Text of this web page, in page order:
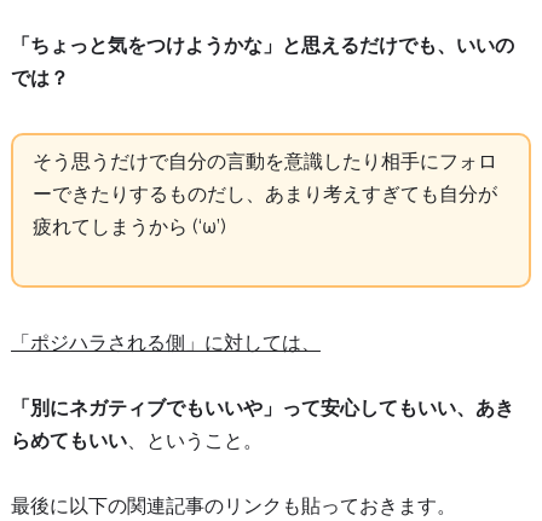
「ちょっと気をつけようかな」と思えるだけでも、いいの
では？
そう思うだけで自分の言動を意識したり相手にフォロ
ーできたりするものだし、あまり考えすぎても自分が
疲れてしまうから (‘ω’)
「ポジハラされる側」に対しては、
「別にネガティブでもいいや」って安心してもいい、あき
らめてもいい、ということ。
最後に以下の関連記事のリンクも貼っておきます。